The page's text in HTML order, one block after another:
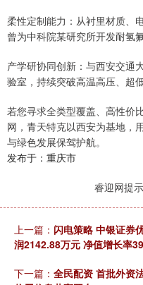
柔性定制能力：从衬里材质、
曾为中科院某研究所开发耐氢
产学研协同创新：与西安交通
验室，持续突破高温高压、超
若您寻求全类型覆盖、高性价
网，青天特克以西安为基地，
与绿色发展保驾护航。
发布于：重庆市
睿迎网提
上一篇： 闪电策略 中银证券
润2142.88万元 净值增长率
下一篇： 全民配资 首批外资